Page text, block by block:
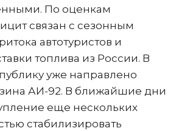
По оценкам
связан с сезонным
автотуристов и
топлива из России. В
уже направлено
АИ-92. В ближайшие дни
еще нескольких
стабилизировать